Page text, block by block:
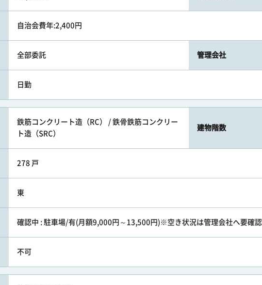
自治会費年:2,400円
全部委託 管理会社
日勤
鉄筋コンクリート造（RC） / 鉄骨鉄筋コンクリー
ト造（SRC）
建物階数
278 戸
東
確認中 : 駐車場/有(月額9,000円～13,500円)※空き状況は管理会社へ要確認
不可